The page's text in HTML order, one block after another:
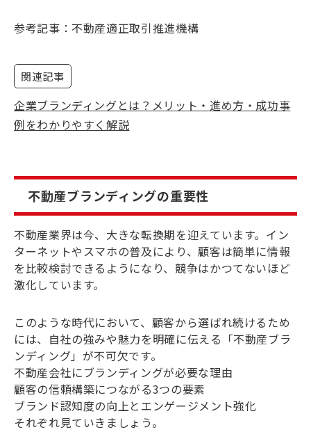
参考記事： 不動産適正取引推進機構
関連記事
企業ブランディングとは？メリット・進め方・成功事
例をわかりやすく解説
不動産ブランディングの重要性
不動産業界は今、大きな転換期を迎えています。イン
ターネットやスマホの普及により、顧客は簡単に情報
を比較検討できるようになり、競争はかつてないほど
激化しています。
このような時代において、顧客から選ばれ続けるため
には、自社の強みや魅力を明確に伝える「不動産ブラ
ンディング」が不可欠です。
不動産会社にブランディングが必要な理由
顧客の信頼構築につながる3つの要素
ブランド認知度の向上とエンゲージメント強化
それぞれ見ていきましょう。